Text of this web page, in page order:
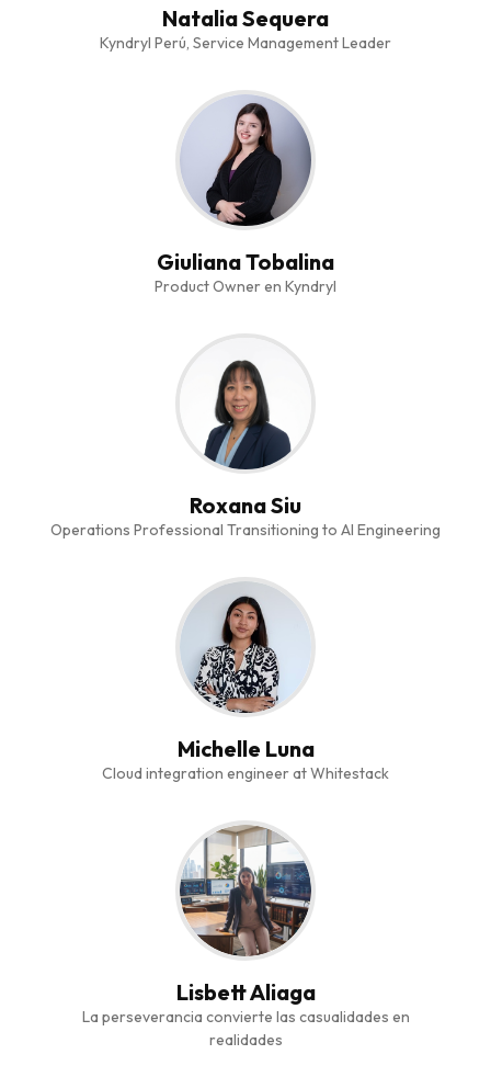
Natalia Sequera
Kyndryl Perú, Service Management Leader
Giuliana Tobalina
Product Owner en Kyndryl
Roxana Siu
Operations Professional Transitioning to AI Engineering
Michelle Luna
Cloud integration engineer at Whitestack
Lisbett Aliaga
La perseverancia convierte las casualidades en
realidades